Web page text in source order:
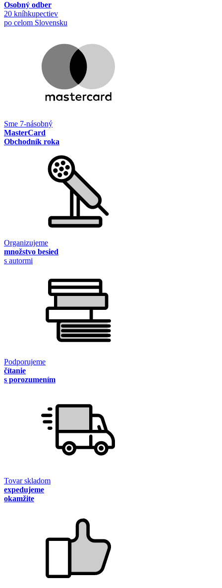
Osobný odber
20 kníhkupectiev
po celom Slovensku
Sme 7-násobný
MasterCard
Obchodník roka
Organizujeme
množstvo besied
s autormi
Podporujeme
čítanie
s porozumením
Tovar skladom
expedujeme
okamžite